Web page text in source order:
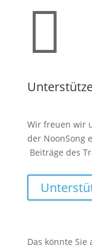

Wir freuen wir
der NoonSong
Beiträge des
Das könnte